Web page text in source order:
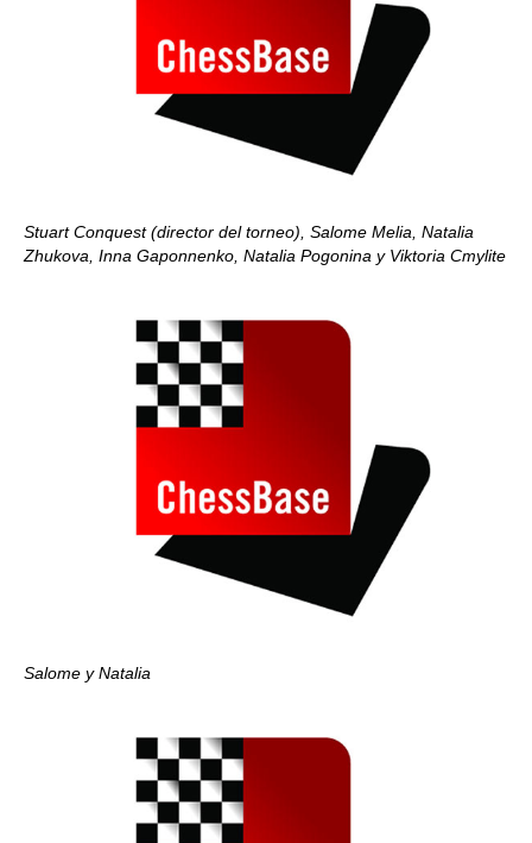
Stuart Conquest (director del torneo), Salome Melia, Natalia
Zhukova, Inna Gaponnenko, Natalia Pogonina y Viktoria Cmylite
Salome y Natalia